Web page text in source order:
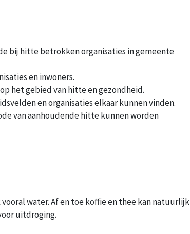
bij hitte betrokken organisaties in gemeente
en inwoners.
het gebied van hitte en gezondheid.
en organisaties elkaar kunnen vinden.
van aanhoudende hitte kunnen worden
water. Af en toe koffie en thee kan natuurlijk
uitdroging.